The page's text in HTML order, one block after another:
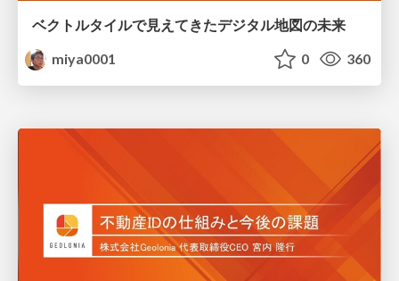
ベクトルタイルで見えてきたデジタル地図の未来
miya0001
0 360